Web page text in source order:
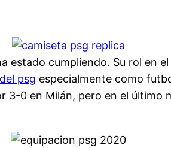
estado cumpliendo. Su rol en
psg especialmente como
3-0 en Milán, pero en el